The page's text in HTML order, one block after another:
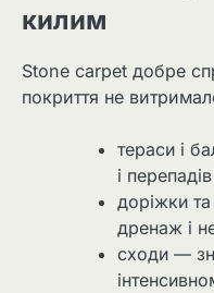
килим
Stone carpet добре
покриття не
тераси і
і
доріжки
дренаж і
сходи —